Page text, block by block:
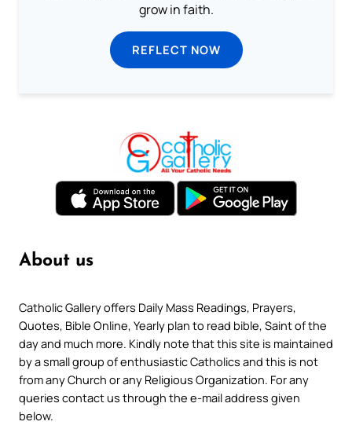
grow in faith.
REFLECT NOW
About us
Catholic Gallery offers Daily Mass Readings, Prayers,
Quotes, Bible Online, Yearly plan to read bible, Saint of the
day and much more. Kindly note that this site is maintained
by a small group of enthusiastic Catholics and this is not
from any Church or any Religious Organization. For any
queries contact us through the e-mail address given
below.